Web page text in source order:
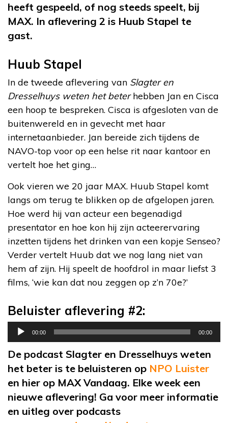
heeft gespeeld, of nog steeds speelt, bij
MAX. In aflevering 2 is Huub Stapel te
gast.
Huub Stapel
In de tweede aflevering van Slagter en
Dresselhuys weten het beterhebben Jan en Cisca
een hoop te bespreken. Cisca is afgesloten van de
buitenwereld en in gevecht met haar
internetaanbieder. Jan bereide zich tijdens de
NAVO-top voor op een helse rit naar kantoor en
vertelt hoe het ging…
Ook vieren we 20 jaar MAX. Huub Stapel komt
langs om terug te blikken op de afgelopen jaren.
Hoe werd hij van acteur een begenadigd
presentator en hoe kon hij zijn acteerervaring
inzetten tijdens het drinken van een kopje Senseo?
Verder vertelt Huub dat we nog lang niet van
hem af zijn. Hij speelt de hoofdrol in maar liefst 3
films, ‘wie kan dat nou zeggen op z’n 70e?’
Beluister aflevering #2:
Audiospeler
00:00 00:00
De podcast Slagter en Dresselhuys weten
het beter is te beluisteren op NPO Luister
en hier op MAX Vandaag. Elke week een
nieuwe aflevering! Ga voor meer informatie
en uitleg over podcasts